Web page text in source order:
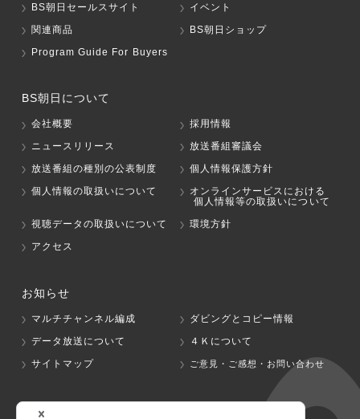
BS朝日セールスサイト
イベント
関連商品
BS朝日ショップ
Program Guide For Buyers
BS朝日について
会社概要
採用情報
ニュースリリース
放送番組審議会
放送番組の種別の公表制度
個人情報保護方針
個人情報の取扱いについて
オンラインサービスにおける
個人情報等の取扱いについて
視聴データの取扱いについて
環境方針
アクセス
お知らせ
マルチチャンネル編成
ダビングとコピー情報
データ放送について
４Ｋについて
サイトマップ
ご意見・ご感想・お問い合わせ
グループ会社